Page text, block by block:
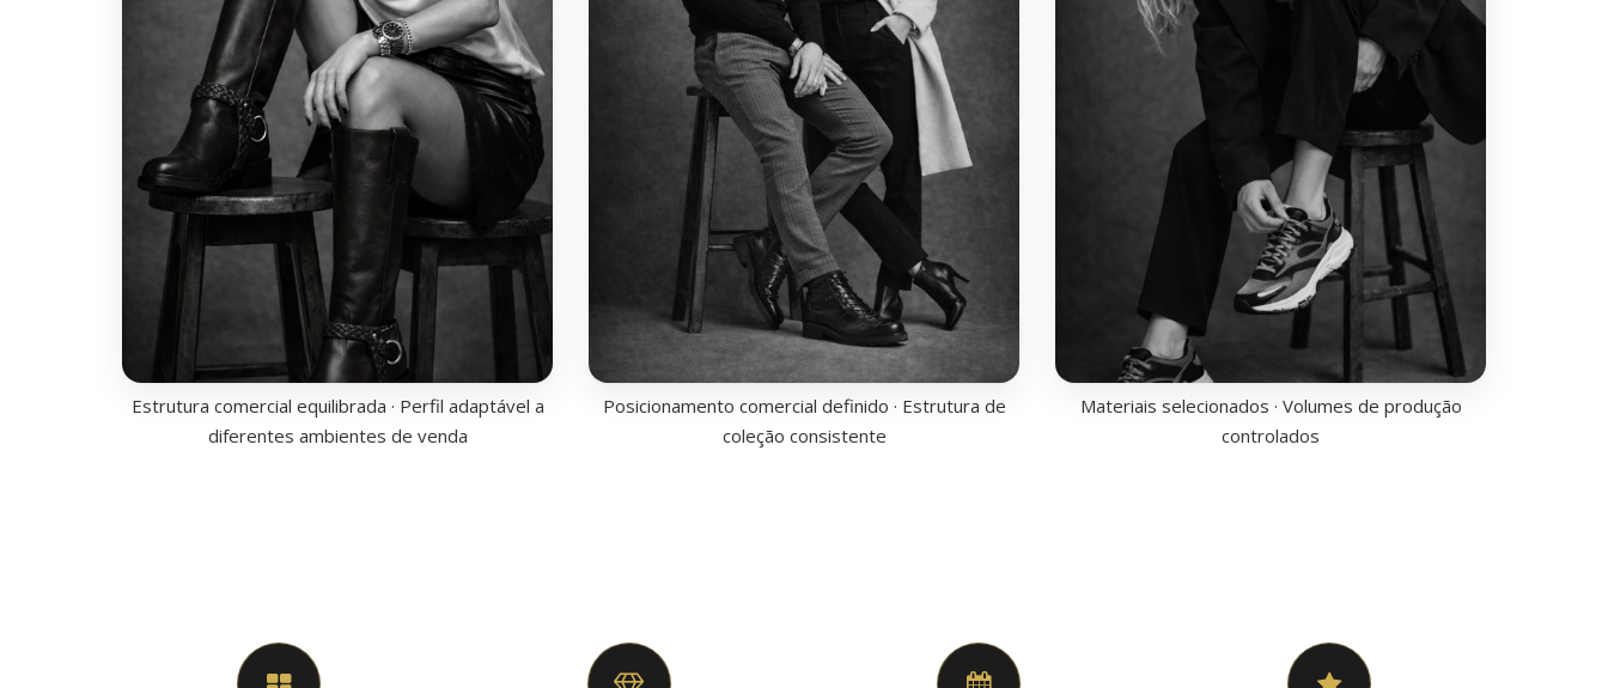
Estrutura comercial equilibrada · Perfil adaptável a
diferentes ambientes de venda
Posicionamento comercial definido · Estrutura de
coleção consistente
Materiais selecionados · Volumes de produção
controlados